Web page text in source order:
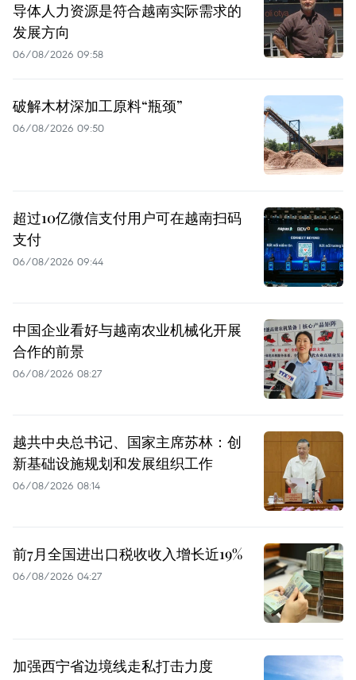
导体人力资源是符合越南实际需求的
发展方向
06/08/2026 09:58
破解木材深加工原料“瓶颈”
06/08/2026 09:50
超过10亿微信支付用户可在越南扫码
支付
06/08/2026 09:44
中国企业看好与越南农业机械化开展
合作的前景
06/08/2026 08:27
越共中央总书记、国家主席苏林：创
新基础设施规划和发展组织工作
06/08/2026 08:14
前7月全国进出口税收收入增长近19%
06/08/2026 04:27
加强西宁省边境线走私打击力度